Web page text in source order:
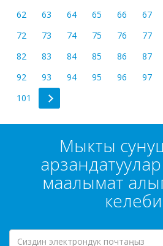
62
63 64 65 66 67
72
73 74 75 76 77
82
83 84 85 86 87
92
93 94 95 96 97
101
Мыкты
маалымат алып